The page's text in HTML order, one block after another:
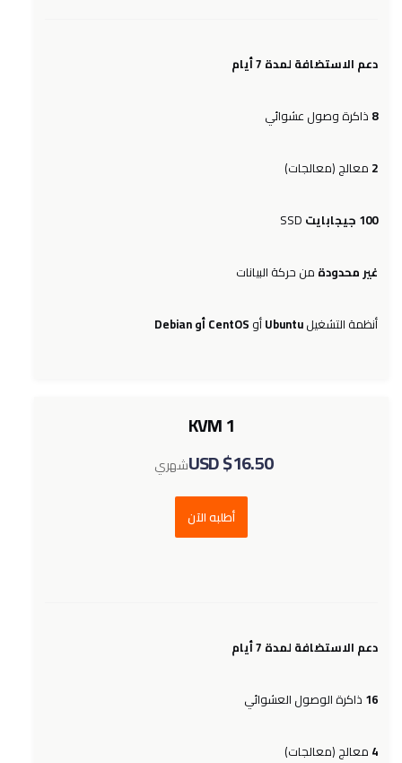
دعم الاستضافة لمدة 7 أيام
8 ذاكرة وصول عشوائي
2 معالج (معالجات)
100 جيجابايت
غير محدودة من حركة البيانات
أنظمة التشغيلUbuntuأو CentOS أو Debian
KVM 1
$16.50 USD
شهري
أطلبه الآن
دعم الاستضافة لمدة 7 أيام
16 ذاكرة الوصول العشوائي
4 معالج (معالجات)